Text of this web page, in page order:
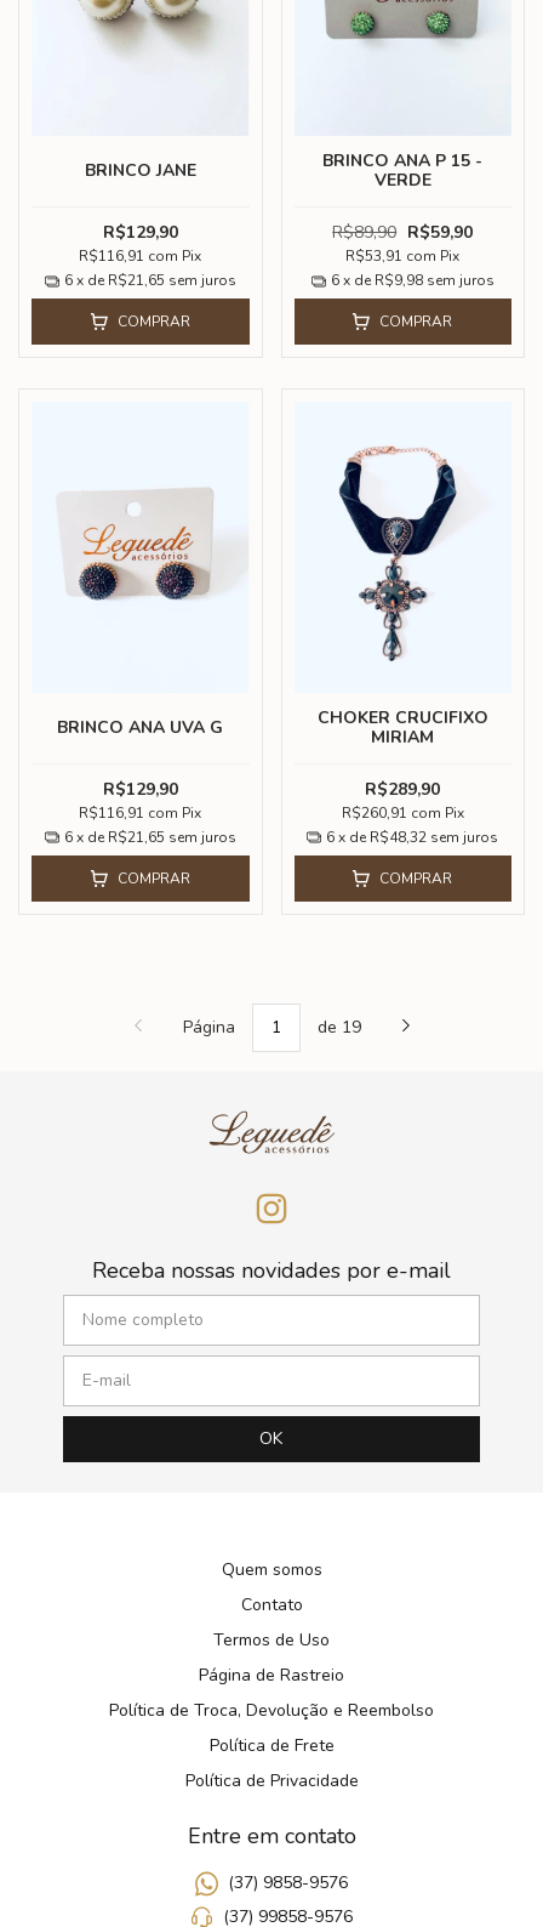
BRINCO JANE
R$129,90
R$116,91 com Pix
6 x de R$21,65 sem juros
COMPRAR
BRINCO ANA P 15 -
VERDE
R$89,90 R$59,90
R$53,91 com Pix
6 x de R$9,98 sem juros
COMPRAR
BRINCO ANA UVA G
R$129,90
R$116,91 com Pix
6 x de R$21,65 sem juros
COMPRAR
CHOKER CRUCIFIXO
MIRIAM
R$289,90
R$260,91 com Pix
6 x de R$48,32 sem juros
COMPRAR
Página de 19
Receba nossas novidades por e-mail
Quem somos
Contato
Termos de Uso
Página de Rastreio
Política de Troca, Devolução e Reembolso
Política de Frete
Política de Privacidade
Entre em contato
(37) 9858-9576
(37) 99858-9576